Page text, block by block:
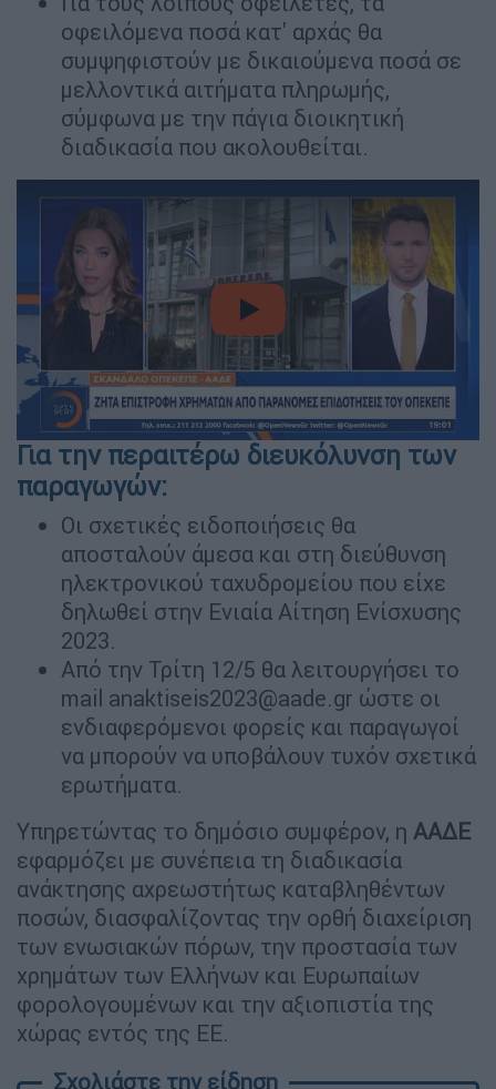
οφειλόμενα ποσά κατ' αρχάς θα
συμψηφιστούν με δικαιούμενα ποσά σε
μελλοντικά αιτήματα πληρωμής,
σύμφωνα με την πάγια διοικητική
διαδικασία που ακολουθείται.
video
Για την περαιτέρω διευκόλυνση των
παραγωγών:
Οι σχετικές ειδοποιήσεις θα
αποσταλούν άμεσα και στη διεύθυνση
ηλεκτρονικού ταχυδρομείου που είχε
δηλωθεί στην Ενιαία Αίτηση Ενίσχυσης
2023.
Από την Τρίτη 12/5 θα λειτουργήσει το
mail anaktiseis2023@aade.gr ώστε οι
ενδιαφερόμενοι φορείς και παραγωγοί
να μπορούν να υποβάλουν τυχόν σχετικά
ερωτήματα.
Υπηρετώντας το δημόσιο συμφέρον, η ΑΑΔΕ
εφαρμόζει με συνέπεια τη διαδικασία
ανάκτησης αχρεωστήτως καταβληθέντων
ποσών, διασφαλίζοντας την ορθή διαχείριση
των ενωσιακών πόρων, την προστασία των
χρημάτων των Ελλήνων και Ευρωπαίων
φορολογουμένων και την αξιοπιστία της
χώρας εντός της ΕΕ.